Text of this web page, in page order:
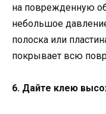
на поврежденную
небольшое
полоска или
покрывает всю
6. Дайте клею